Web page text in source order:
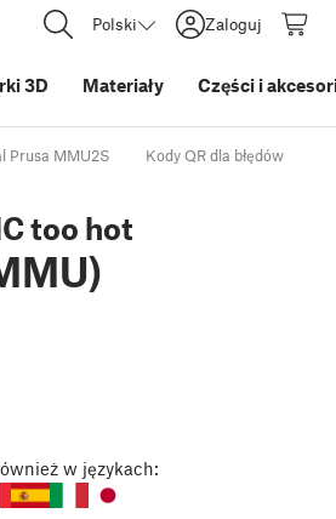
Polski Zaloguj
3D Materiały Części i
Prusa MMU2S Kody QR dla błędów
too hot
w językach: